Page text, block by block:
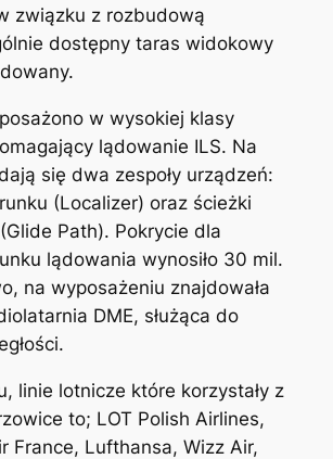
związku z rozbudową
dostępny taras widokowy
w wysokiej klasy
lądowanie ILS. Na
się dwa zespoły urządzeń:
(Localizer) oraz ścieżki
Path). Pokrycie dla
lądowania wynosiło 30 mil.
na wyposażeniu znajdowała
DME, służąca do
linie lotnicze które korzystały z
to; LOT Polish Airlines,
France, Lufthansa, Wizz Air,